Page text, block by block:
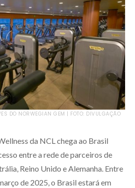
DO NORWEGIAN GEM | FOTO: DIVULGAÇÃO
da NCL chega ao Brasil
entre a rede de parceiros de
Reino Unido e Alemanha. Entre
de 2025, o Brasil estará em